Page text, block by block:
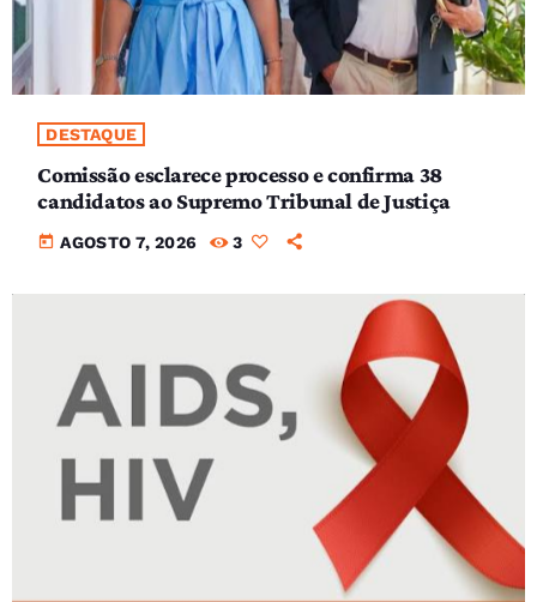
DESTAQUE
Comissão esclarece processo e confirma 38
candidatos ao Supremo Tribunal de Justiça
today AGOSTO 7, 2026 3